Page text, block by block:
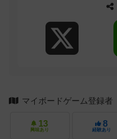
マイボードゲーム登録者
13
興味あり
8
経験あり